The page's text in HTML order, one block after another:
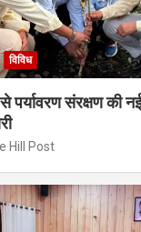
विविध
पर्यावरण संरक्षण की
Hill Post